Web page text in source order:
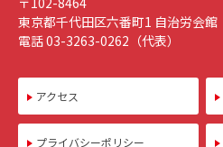
東京都千代田区六番町1 自治労会館
電話 03-3263-0262（代表）
アクセス
プライバシーポリシー